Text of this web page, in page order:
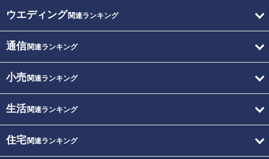
ウエディング関連ランキング
通信関連ランキング
小売関連ランキング
生活関連ランキング
住宅関連ランキング